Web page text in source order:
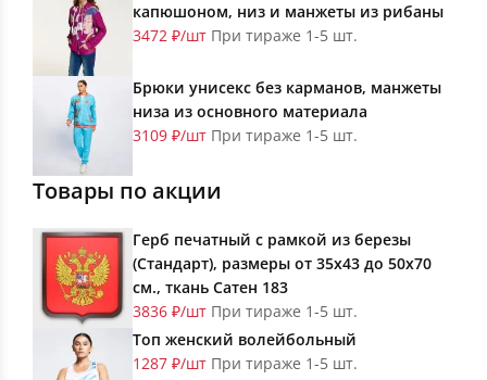
капюшоном, низ и манжеты из рибаны
3472 ₽/шт При тираже 1-5 шт.
Брюки унисекс без карманов, манжеты
низа из основного материала
3109 ₽/шт При тираже 1-5 шт.
Товары по акции
Герб печатный с рамкой из березы
(Стандарт), размеры от 35х43 до 50х70
см., ткань Сатен 183
3836 ₽/шт При тираже 1-5 шт.
Топ женский волейбольный
1287 ₽/шт При тираже 1-5 шт.